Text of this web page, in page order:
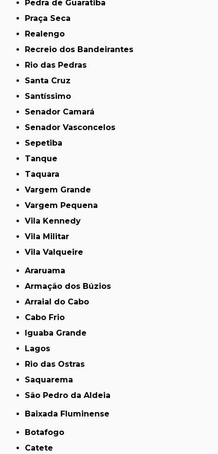
Pedra de Guaratiba
Praça Seca
Realengo
Recreio dos Bandeirantes
Rio das Pedras
Santa Cruz
Santíssimo
Senador Camará
Senador Vasconcelos
Sepetiba
Tanque
Taquara
Vargem Grande
Vargem Pequena
Vila Kennedy
Vila Militar
Vila Valqueire
Araruama
Armação dos Búzios
Arraial do Cabo
Cabo Frio
Iguaba Grande
Lagos
Rio das Ostras
Saquarema
São Pedro da Aldeia
Baixada Fluminense
Botafogo
Catete